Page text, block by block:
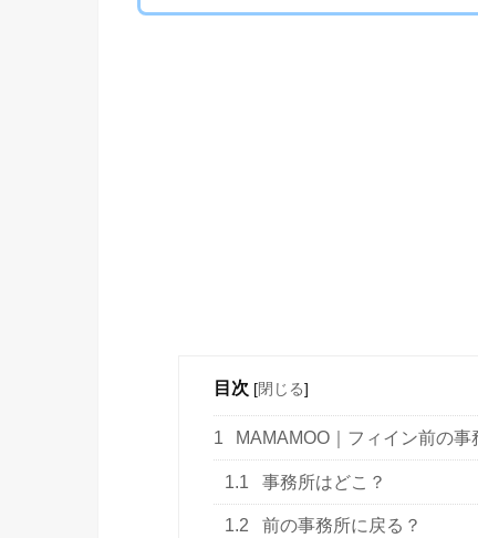
目次 [閉じる]
1 MAMAMOO｜フィイン前の事
1.1 事務所はどこ？
1.2 前の事務所に戻る？